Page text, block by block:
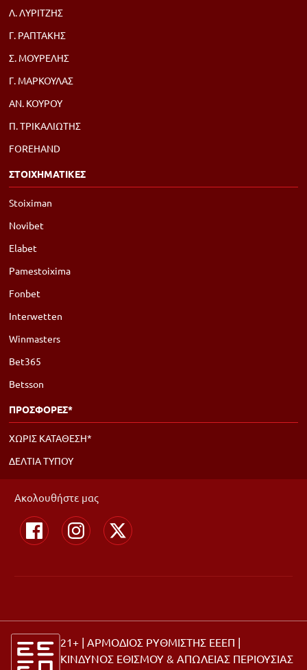
Λ. ΛΥΡΙΤΖΗΣ
Γ. ΡΑΠΤΑΚΗΣ
Σ. ΜΟΥΡΕΛΗΣ
Γ. ΜΑΡΚΟΥΛΑΣ
ΑΝ. ΚΟΥΡΟΥ
Π. ΤΡΙΚΑΛΙΩΤΗΣ
FOREHAND
ΣΤΟΙΧΗΜΑΤΙΚΕΣ
Stoiximan
Novibet
Elabet
Pamestoixima
Fonbet
Interwetten
Winmasters
Bet365
Betsson
ΠΡΟΣΦΟΡΕΣ*
ΧΩΡΙΣ ΚΑΤΑΘΕΣΗ*
ΔΕΛΤΙΑ ΤΥΠΟΥ
Ακολουθήστε μας
21+ | ΑΡΜΟΔΙΟΣ ΡΥΘΜΙΣΤΗΣ ΕΕΕΠ |
ΚΙΝΔΥΝΟΣ ΕΘΙΣΜΟΥ & ΑΠΩΛΕΙΑΣ ΠΕΡΙΟΥΣΙΑΣ